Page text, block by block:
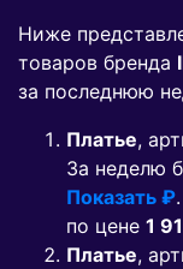
Ниже
товаров бренда
за последнюю
Платье,
За неделю
Показать ₽
по цене 1
Платье,